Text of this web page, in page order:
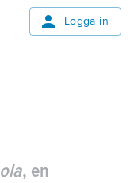
Logga in
, en